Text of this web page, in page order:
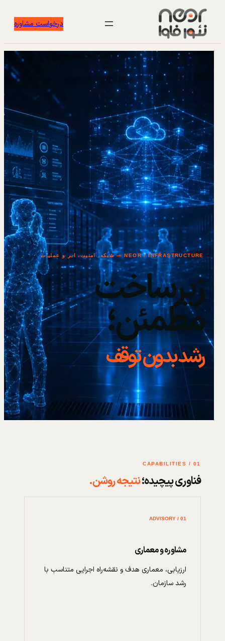
درخواست مشاوره
NEOR / INFRASTRUCTURE — شبکه، امنیت، ابر و عملیات
زیرساخت
مطمئن؛
رشد بدون توقف
01 / CAPABILITIES
فناوری پیچیده؛نتیجه روشن.
01 / ADVISORY
مشاوره و معماری
ارزیابی، معماری هدف و نقشه‌راه اجرایی متناسب با
رشد سازمان.